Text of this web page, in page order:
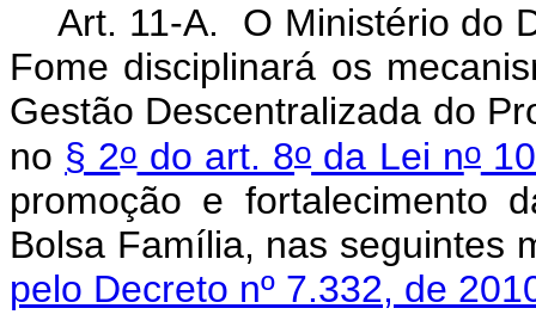
Art. 11-A. O Ministério do
Fome disciplinará os
Gestão Descentralizada do
no § 2odo art. 8oda Lei no
promoção e fortalecimento
Bolsa Família, nas seguintes
pelo Decreto nº 7.332, de